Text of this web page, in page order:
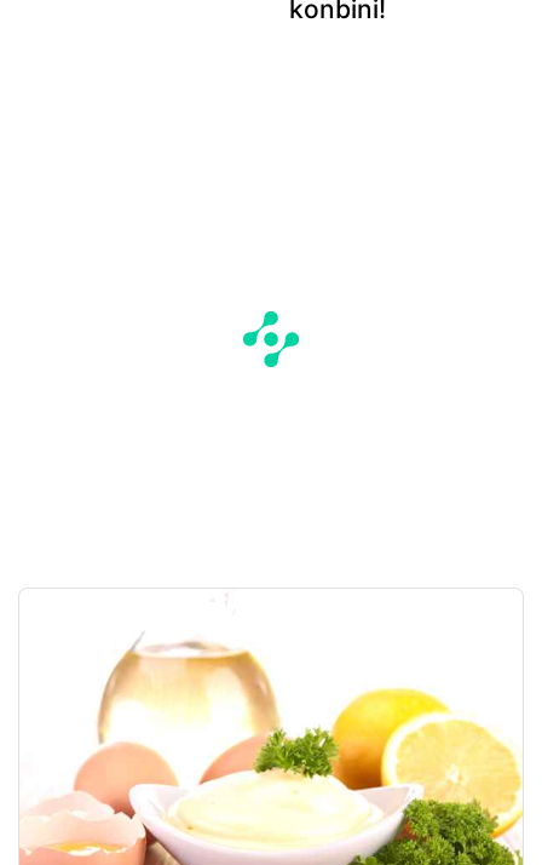
konbini!